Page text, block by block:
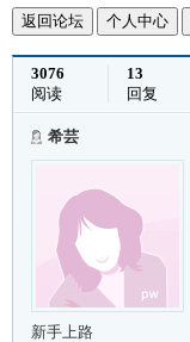
返回论坛 个人中心
3076
阅读
13
回复
希芸
新手上路